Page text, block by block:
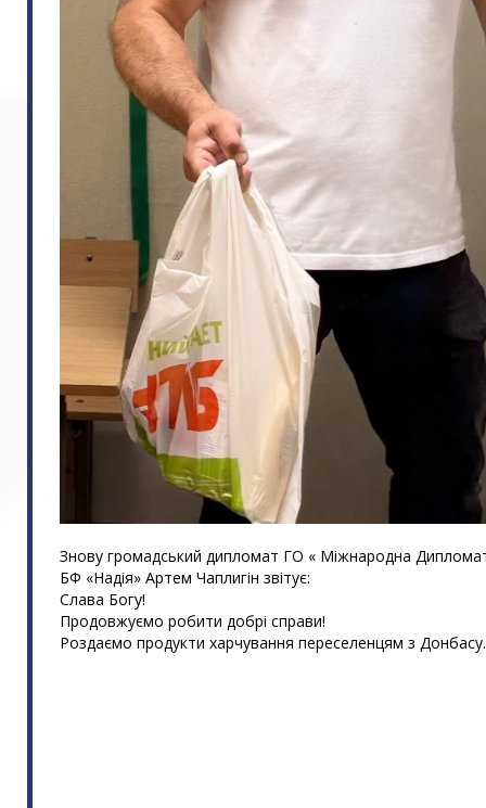
Знову громадський дипломат ГО « Міжнародна
БФ «Надія» Артем Чаплигін звітує:
Слава Богу!
Продовжуємо робити добрі справи!
Роздаємо продукти харчування переселенцям з Донбасу.